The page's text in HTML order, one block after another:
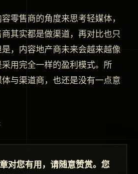
零售商的角度来思考轻媒体，
其实都是做渠道，再对比也只
，内容地产商未来会越来越像
用完全一样的盈利模式。所
与渠道商，也还是没有一点意
对您有用，请随意赞赏。您